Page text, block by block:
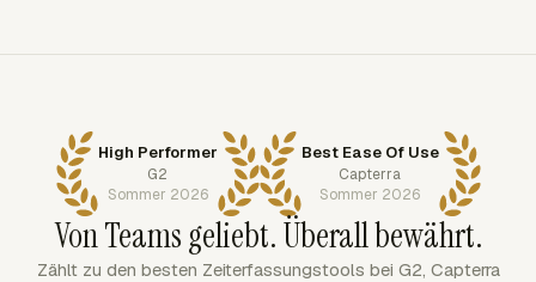
High Performer
G2
Sommer 2026
Best Ease Of Use
Capterra
Sommer 2026
Von Teams geliebt. Überall bewährt.
Zählt zu den besten Zeiterfassungstools bei G2, Capterra